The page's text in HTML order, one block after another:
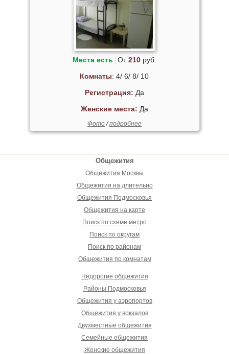
Места есть От210руб.
Комнаты: 4/ 6/ 8/ 10
Регистрация: Да
Женские места: Да
Фото/подробнее
Общежития
Общежития Москвы
Общежития на длительно
Общежития Подмосковья
Общежития на карте
Поиск по схеме метро
Поиск по округам
Поиск по районам
Общежития по комнатам
Недорогие общежития
Районы Подмосковья
Общежития у аэропортов
Общежития у вокзалов
Двухместные общежития
Семейные общежития
Женские общежития